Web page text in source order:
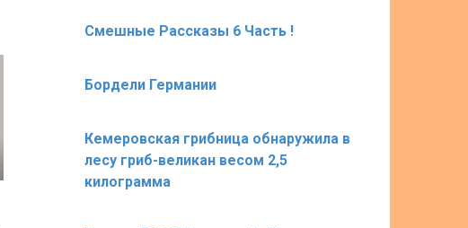
Смешные Рассказы 6 Часть !
Бордели Германии
Кемеровская грибница обнаружила в
лесу гриб-великан весом 2,5
килограмма